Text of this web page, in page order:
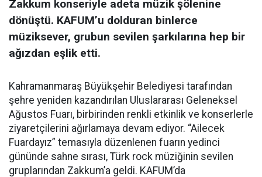
Zakkum konseriyle adeta müzik şölenine
dönüştü. KAFUM’u dolduran binlerce
müziksever, grubun sevilen şarkılarına hep bir
ağızdan eşlik etti.
Kahramanmaraş Büyükşehir Belediyesi tarafından
şehre yeniden kazandırılan Uluslararası Geleneksel
Ağustos Fuarı, birbirinden renkli etkinlik ve konserlerle
ziyaretçilerini ağırlamaya devam ediyor. “Ailecek
Fuardayız” temasıyla düzenlenen fuarın yedinci
gününde sahne sırası, Türk rock müziğinin sevilen
gruplarından Zakkum’a geldi. KAFUM’da